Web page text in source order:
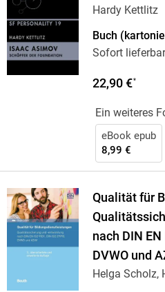
Hardy Kettlitz
Buch
Sofort lieferbar
22,90 €*
Ein weiteres
eBook epub
8,99 €
Qualität für
nach DIN EN
DVWO und
Helga Scholz,